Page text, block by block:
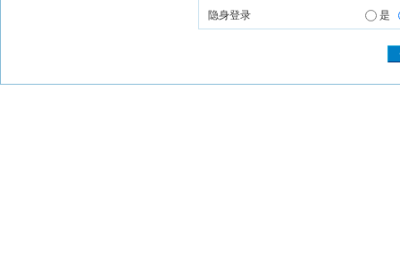
隐身登录 是